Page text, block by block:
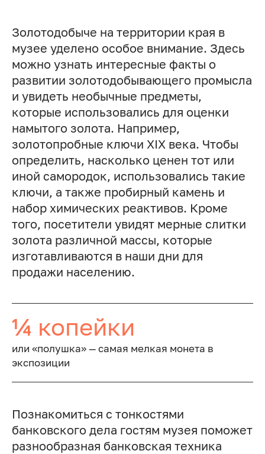
Золотодобыче на территории края в
музее уделено особое внимание. Здесь
можно узнать интересные факты о
развитии золотодобывающего промысла
и увидеть необычные предметы,
которые использовались для оценки
намытого золота. Например,
золотопробные ключи XIX века. Чтобы
определить, насколько ценен тот или
иной самородок, использовались такие
ключи, а также пробирный камень и
набор химических реактивов. Кроме
того, посетители увидят мерные слитки
золота различной массы, которые
изготавливаются в наши дни для
продажи населению.
¼ копейки
или «полушка» — самая мелкая монета в
экспозиции
Познакомиться с тонкостями
банковского дела гостям музея поможет
разнообразная банковская техника